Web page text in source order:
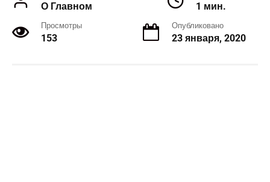
О Главном 1 мин.
Просмотры
153
Опубликовано
23 января, 2020